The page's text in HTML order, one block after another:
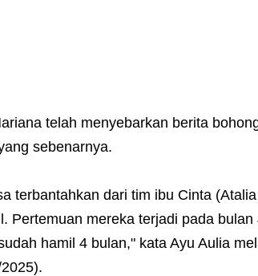
telah menyebarkan berita
sebenarnya.
terbantahkan dari tim ibu Cinta
Pertemuan mereka terjadi pada bulan
hamil 4 bulan," kata Ayu Aulia